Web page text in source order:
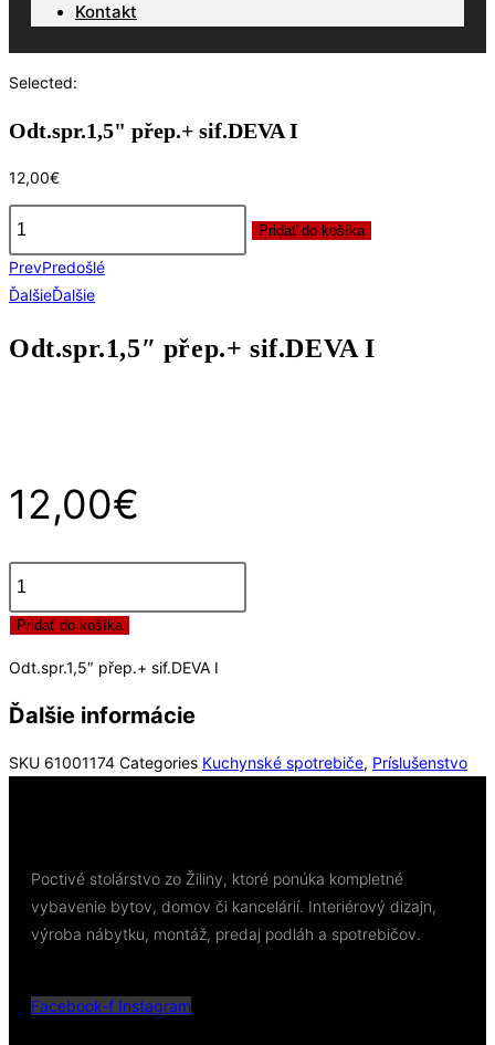
Kontakt
Selected:
Odt.spr.1,5" přep.+ sif.DEVA I
12,00€
Odt.spr.1,5"
přep.+
I
Pridať do košíka
PrevPredošlé
ĎalšieĎalšie
Odt.spr.1,5″ přep.+ sif.DEVA I
12,00€
Odt.spr.1,5"
sif.DEVA
I
Pridať do košíka
Odt.spr.1,5″ přep.+ sif.DEVA I
Ďalšie informácie
SKU 61001174 Categories Kuchynské spotrebiče, Príslušenstvo
Poctivé stolárstvo zo Žiliny, ktoré ponúka kompletné
vybavenie bytov, domov či kancelárií. Interiérový dizajn,
výroba nábytku, montáž, predaj podláh a spotrebičov.
Facebook-f Instagram